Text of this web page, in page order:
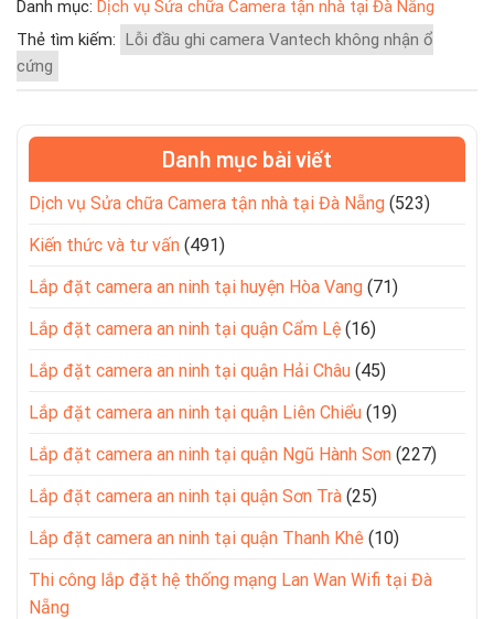
Danh mục: Dịch vụ Sửa chữa Camera tận nhà tại Đà Nẵng
Thẻ tìm kiếm: Lỗi đầu ghi camera Vantech không nhận ổ
cứng
Danh mục bài viết
Dịch vụ Sửa chữa Camera tận nhà tại Đà Nẵng (523)
Kiến thức và tư vấn (491)
Lắp đặt camera an ninh tại huyện Hòa Vang (71)
Lắp đặt camera an ninh tại quận Cẩm Lệ (16)
Lắp đặt camera an ninh tại quận Hải Châu (45)
Lắp đặt camera an ninh tại quận Liên Chiểu (19)
Lắp đặt camera an ninh tại quận Ngũ Hành Sơn (227)
Lắp đặt camera an ninh tại quận Sơn Trà (25)
Lắp đặt camera an ninh tại quận Thanh Khê (10)
Thi công lắp đặt hệ thống mạng Lan Wan Wifi tại Đà
Nẵng